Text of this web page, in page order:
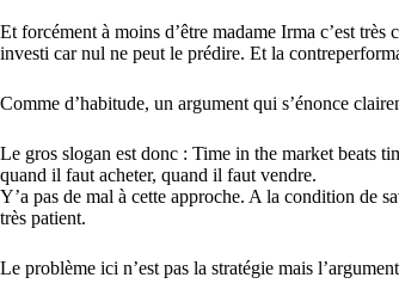
Et forcément à moins d’être madame Irma c’est
investi car nul ne peut le prédire. Et la
Comme d’habitude, un argument qui s’énonce
Le gros slogan est donc : Time in the market beats
quand il faut acheter, quand il faut vendre.
Y’a pas de mal à cette approche. A la condition de
très patient.
Le problème ici n’est pas la stratégie mais